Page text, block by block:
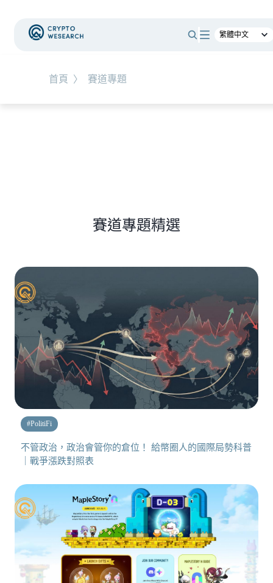
首頁 〉 賽道專題
Adoption
賽道專題精選
#PolitiFi
不管政治，政治會管你的倉位！ 給幣圈人的國際局勢科普
｜戰爭漲跌對照表